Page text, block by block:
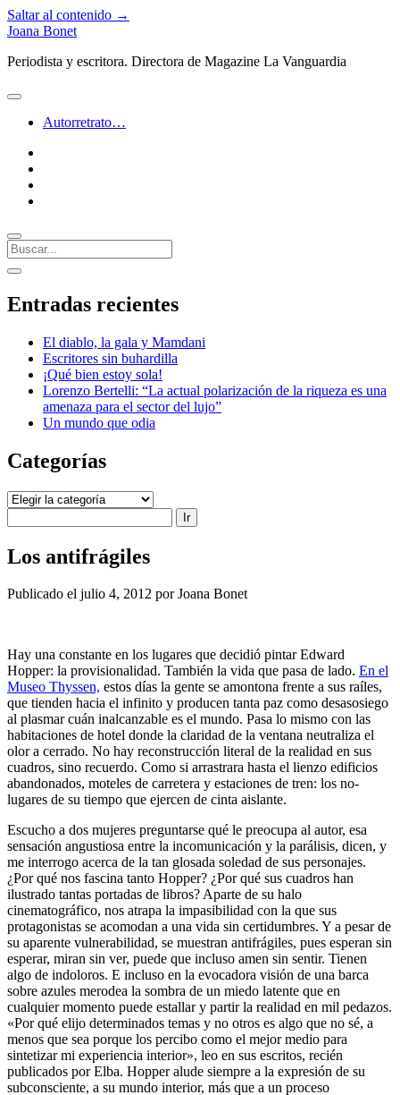
Saltar al contenido →
Joana Bonet
Periodista y escritora. Directora de Magazine La Vanguardia
abrir
Autorretrato…
Buscar
Barra
lateral
abrir
lateral
Entradas recientes
El diablo, la gala y Mamdani
Escritores sin buhardilla
¡Qué bien estoy sola!
Lorenzo Bertelli: “La actual polarización de la riqueza es una
amenaza para el sector del lujo”
Un mundo que odia
Categorías
Categorías
Los antifrágiles
Publicado el julio 4, 2012 por Joana Bonet
Hay una constante en los lugares que decidió pintar Edward
Hopper: la provisionalidad. También la vida que pasa de lado. En el
Museo Thyssen, estos días la gente se amontona frente a sus raíles,
que tienden hacia el infinito y producen tanta paz como desasosiego
al plasmar cuán inalcanzable es el mundo. Pasa lo mismo con las
habitaciones de hotel donde la claridad de la ventana neutraliza el
olor a cerrado. No hay reconstrucción literal de la realidad en sus
cuadros, sino recuerdo. Como si arrastrara hasta el lienzo edificios
abandonados, moteles de carretera y estaciones de tren: los no-
lugares de su tiempo que ejercen de cinta aislante.
Escucho a dos mujeres preguntarse qué le preocupa al autor, esa
sensación angustiosa entre la incomunicación y la parálisis, dicen, y
me interrogo acerca de la tan glosada soledad de sus personajes.
¿Por qué nos fascina tanto Hopper? ¿Por qué sus cuadros han
ilustrado tantas portadas de libros? Aparte de su halo
cinematográfico, nos atrapa la impasibilidad con la que sus
protagonistas se acomodan a una vida sin certidumbres. Y a pesar de
su aparente vulnerabilidad, se muestran antifrágiles, pues esperan sin
esperar, miran sin ver, puede que incluso amen sin sentir. Tienen
algo de indoloros. E incluso en la evocadora visión de una barca
sobre azules merodea la sombra de un miedo latente que en
cualquier momento puede estallar y partir la realidad en mil pedazos.
«Por qué elijo determinados temas y no otros es algo que no sé, a
menos que sea porque los percibo como el mejor medio para
sintetizar mi experiencia interior», leo en sus escritos, recién
publicados por Elba. Hopper alude siempre a la expresión de su
subconsciente, a su mundo interior, más que a un proceso